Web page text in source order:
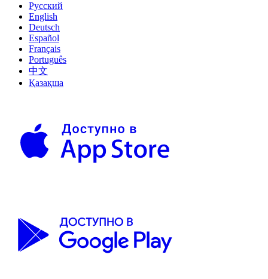
Русский
English
Deutsch
Español
Français
Português
中文
Қазақша